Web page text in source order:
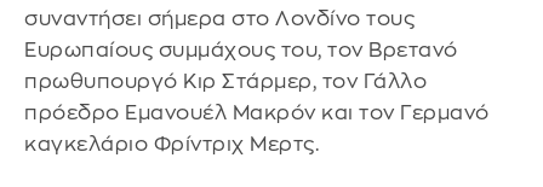
συναντήσει σήμερα στο Λονδίνο τους
Ευρωπαίους συμμάχους του, τον Βρετανό
πρωθυπουργό Κιρ Στάρμερ, τον Γάλλο
πρόεδρο Εμανουέλ Μακρόν και τον Γερμανό
καγκελάριο Φρίντριχ Μερτς.